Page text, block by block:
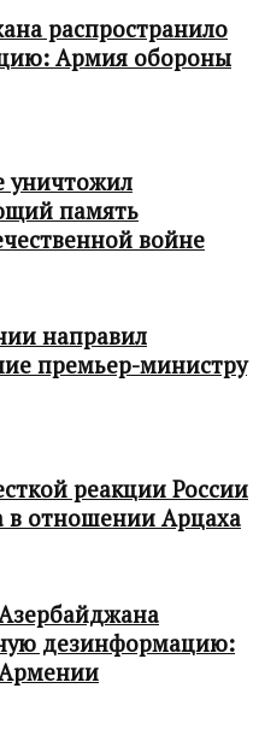
распространило
Армия обороны
уничтожил
память
войне
направил
премьер-министру
реакции России
в отношении Арцаха
дезинформацию: